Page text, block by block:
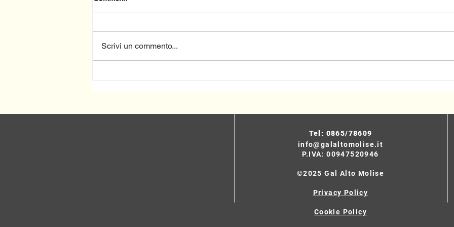
Complemento dello Sviluppo
Scrivi un commento...
Tel: 0865/78609
info@galaltomolise.it
P.IVA: 00947520946
©2025 Gal Alto Molise
Privacy Policy
Cookie Policy